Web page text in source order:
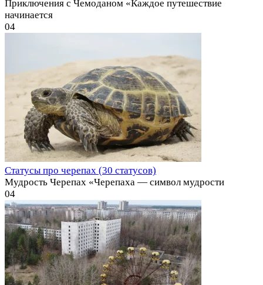
Приключения с Чемоданом «Каждое путешествие
начинается
04
Статусы про черепах (30 статусов)
Мудрость Черепах «Черепаха — символ мудрости
04